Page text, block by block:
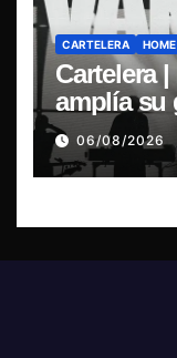
CARTELERA HOME
Cartelera
amplía su
concierto
06/08/2026